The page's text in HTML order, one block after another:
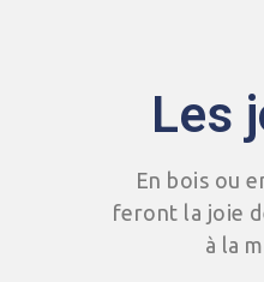
Les
En bois ou
feront la joie
à la